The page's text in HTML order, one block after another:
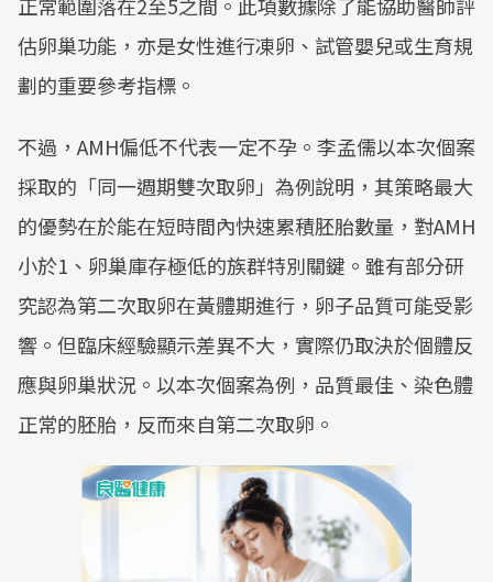
估卵巢功能，亦是女性進行凍卵、試管嬰兒或生育規
劃的重要參考指標。
不過，AMH偏低不代表一定不孕。李孟儒以本次個案
採取的「同一週期雙次取卵」為例說明，其策略最大
的優勢在於能在短時間內快速累積胚胎數量，對AMH
小於1、卵巢庫存極低的族群特別關鍵。雖有部分研
究認為第二次取卵在黃體期進行，卵子品質可能受影
響。但臨床經驗顯示差異不大，實際仍取決於個體反
應與卵巢狀況。以本次個案為例，品質最佳、染色體
正常的胚胎，反而來自第二次取卵。